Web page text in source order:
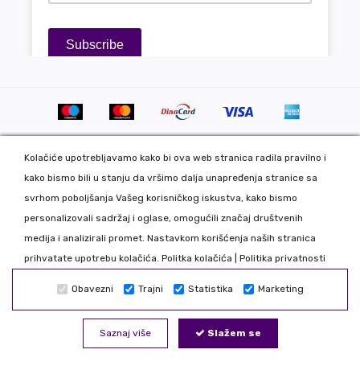
Kolačiće upotrebljavamo kako bi ova web stranica radila pravilno i
kako bismo bili u stanju da vršimo dalja unapređenja stranice sa
svrhom poboljšanja Vašeg korisničkog iskustva, kako bismo
personalizovali sadržaj i oglase, omogućili značaj društvenih
medija i analizirali promet. Nastavkom korišćenja naših stranica
prihvatate upotrebu kolačića. Politka kolačića Politika privatnosti
Obavezni Trajni Statistika Marketing
Saznaj više Slažem se
Copyright 2020 DekorDom Group DOO. All Rights Reserved. Web
development: CMS by Global Webmasters -
Izrada internet prodavniceiSEObywww.wbsdigital.com
isključivo u našoj kompaniji tako da možete biti bezbedni da Vaše